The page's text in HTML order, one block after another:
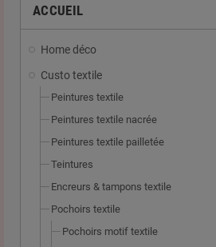
ACCUEIL
Home déco
Custo textile
Peintures textile
Peintures textile nacrée
Peintures textile pailletée
Teintures
Encreurs & tampons textile
Pochoirs textile
Pochoirs motif textile